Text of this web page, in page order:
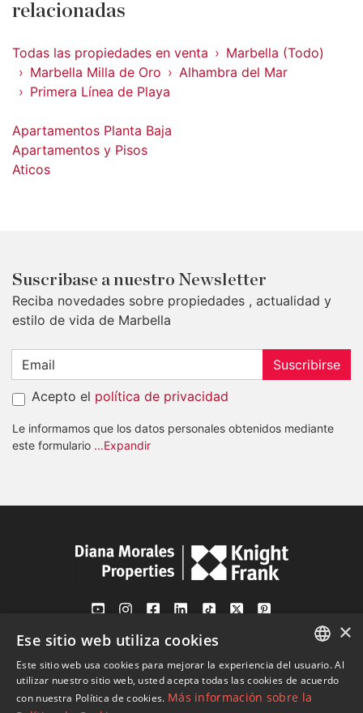
relacionadas
Todas las propiedades en venta
Marbella (Todo)
Marbella Milla de Oro
Alhambra del Mar
Primera Línea de Playa
Apartamentos Planta Baja
Apartamentos y Pisos
Aticos
Suscribase a nuestro Newsletter
Reciba novedades sobre propiedades , actualidad y
estilo de vida de Marbella
Suscribirse
Acepto el política de privacidad
Le informamos que los datos personales obtenidos mediante
este formulario ...Expandir
Av. Canovas del Castillo 4
1st Floor, Office 3
29601 Marbella
Ver en mapa
ENGLISH
SPANISH
×
Ese sitio web utiliza cookies
Este sitio web usa cookies para mejorar la experiencia del usuario. Al
utilizar nuestro sitio web, usted acepta todas las cookies de acuerdo
con nuestra Política de cookies. Más información sobre la